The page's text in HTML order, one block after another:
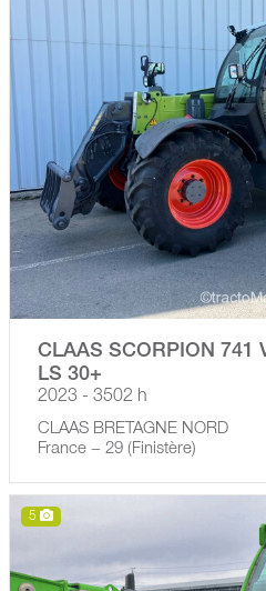
CLAAS SCORPION 741
LS 30+
2023 - 3502 h
CLAAS BRETAGNE NORD
France − 29 (Finistère)
5